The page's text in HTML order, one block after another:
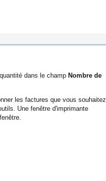
dans le champ Nombre de
les factures que vous souhaitez
Une fenêtre d'imprimante